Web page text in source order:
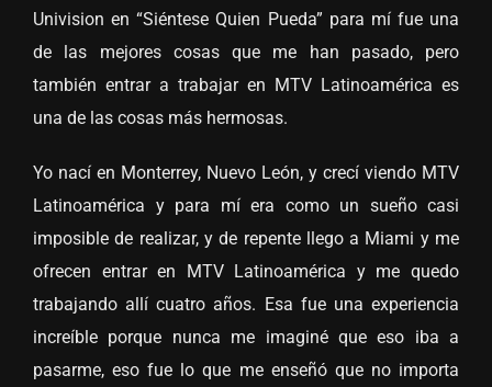
Univision en “Siéntese Quien Pueda” para mí fue una
de las mejores cosas que me han pasado, pero
también entrar a trabajar en MTV Latinoamérica es
una de las cosas más hermosas.
Yo nací en Monterrey, Nuevo León, y crecí viendo MTV
Latinoamérica y para mí era como un sueño casi
imposible de realizar, y de repente llego a Miami y me
ofrecen entrar en MTV Latinoamérica y me quedo
trabajando allí cuatro años. Esa fue una experiencia
increíble porque nunca me imaginé que eso iba a
pasarme, eso fue lo que me enseñó que no importa